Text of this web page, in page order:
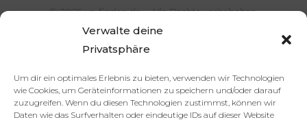
Verwalte deine
Privatsphäre
Um dir ein optimales Erlebnis zu bieten, verwenden wir Technologien
wie Cookies, um Geräteinformationen zu speichern und/oder darauf
zuzugreifen. Wenn du diesen Technologien zustimmst, können wir
Daten wie das Surfverhalten oder eindeutige IDs auf dieser Website
© 2025 va-finden.de – Alle Rechte vorbehalten.
Virtuelle Assistenz & Freelancer
finden | VA Expert:innenportal